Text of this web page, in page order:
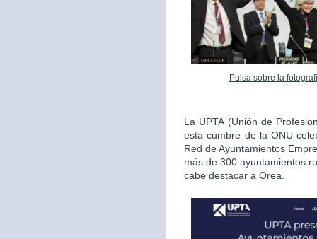
Pulsa sobre la
La UPTA (Unión de
esta cumbre de la ONU
Red de Ayuntamientos
más de 300 ayuntamientos
cabe destacar a Orea.